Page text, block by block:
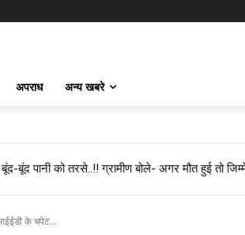
अपराध अन्य खबरे
बूंद पानी को तरसे..!! ग्रामीण बोले- अगर मौत हुई तो
के चपेट...